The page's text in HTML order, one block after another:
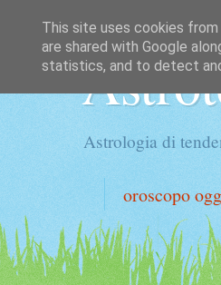
Astrologia di
oroscopo
This site uses cookies
are shared with Google
statistics, and to detect